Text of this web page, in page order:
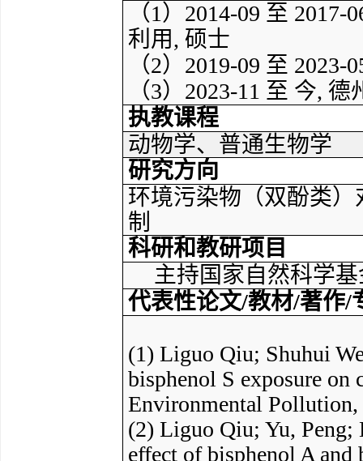
（1 ） 2014-09 至 2017-
利用, 硕士
（2） 2019-09 至 2023-
（3） 2023-11 至 今, 德
执教课程
动物学、普通生物学
研究方向
环境污染物 （双酚类）
制
科研和教研项目
主持国家自然科学
代表性论文/教材/著作/
(1) Liguo Qiu; Shuhui
bisphenol S exposure
Environmental Pollution,
(2) Liguo Qiu; Yu, Peng;
effect of bisphenol A and